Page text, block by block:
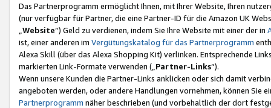
Das Partnerprogramm ermöglicht Ihnen, mit Ihrer Website, Ihren
(nur verfügbar für Partner, die eine Partner-ID für die Amazon UK
Website“) Geld zu verdienen, indem Sie Ihre Website mit einer der in
ist, einer anderen im Vergütungskatalog für das Partnerprogramm
Alexa Skill (über das Alexa Shopping Kit) verlinken. Entsprechende
markierten Link-Formate verwenden („ Partner-Links“).
Wenn unsere Kunden die Partner-Links anklicken oder sich damit
angeboten werden, oder andere Handlungen vornehmen, können Sie
Partnerprogramm näher beschrieben (und vorbehaltlich der dort